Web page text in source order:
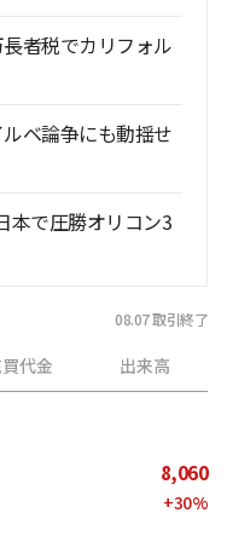
者税でカリフォル
ベ論争にも動揺せ
本で圧勝オリコン3
08.07取引終了
代金 出来高
8,060
+30%